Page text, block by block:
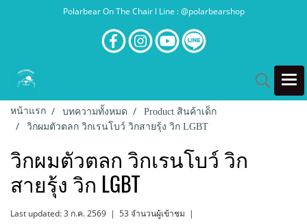
Polarbear On The Chair l Line : @polarbearshop
หน้าแรก บทความทั้งหมด
Product สินค้าเด็ก
วิกผมตัวตลก วิกเรนโบว์ วิกสายรุ้ง วิก LGBT
วิกผมตัวตลก วิกเรนโบว์ วิก
สายรุ้ง วิก LGBT
Last updated: 3 ก.ค. 2569 | 53 จำนวนผู้เข้าชม |